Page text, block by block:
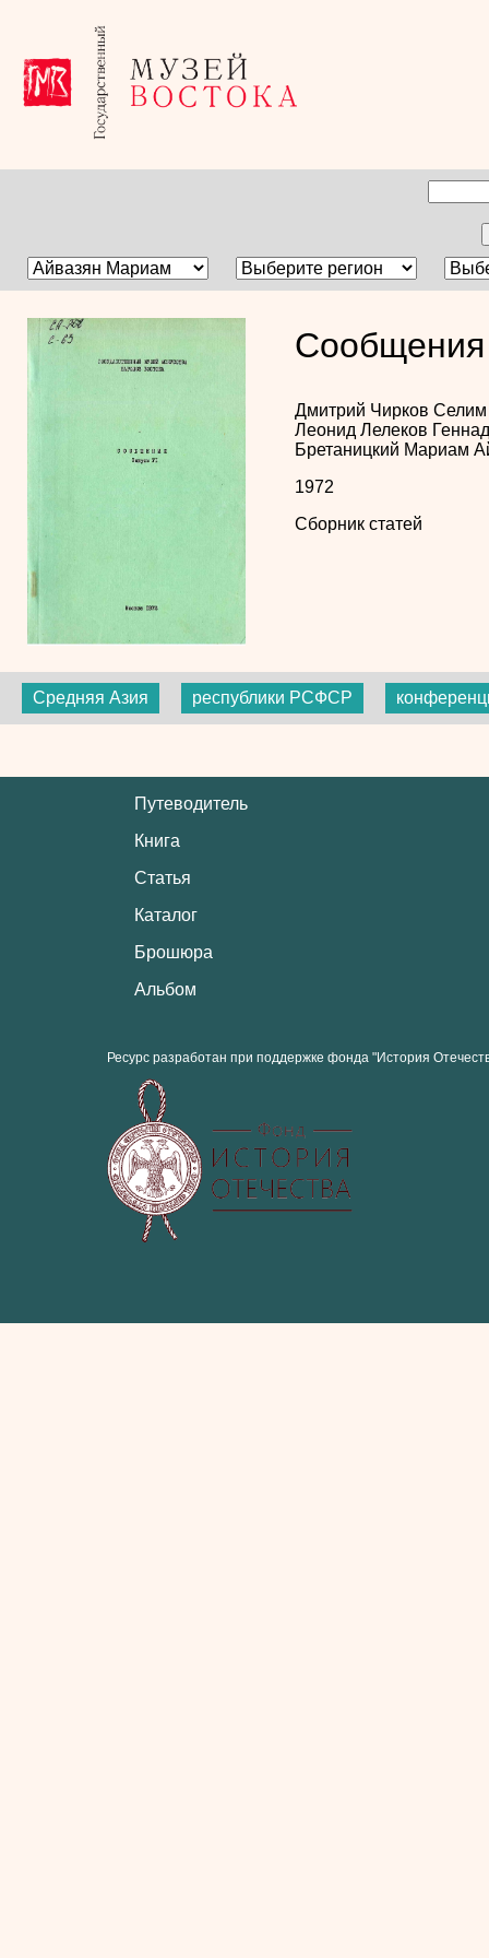
Дмитрий Чирков
Леонид Лелеков
Бретаницкий Мариам
1972
Сборник статей
Средняя Азия республики РСФСР
Путеводитель
Книга
Статья
Каталог
Брошюра
Альбом
Ресурс разработан при поддержке фонда "История